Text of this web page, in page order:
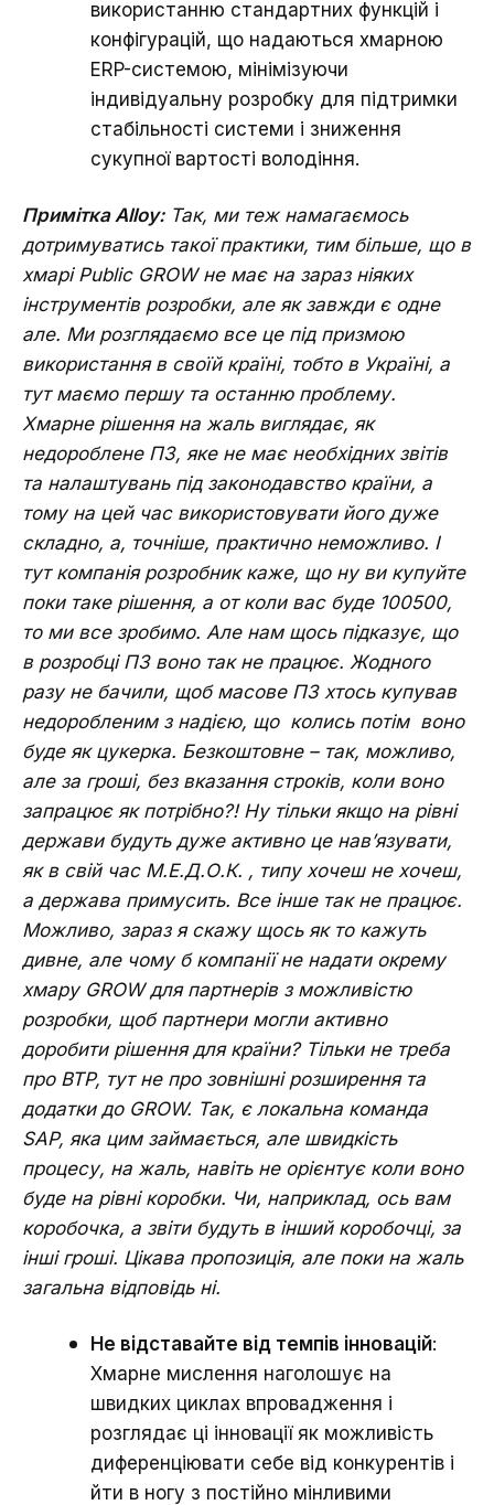
використанню стандартних функцій і
конфігурацій, що надаються хмарною
ERP-системою, мінімізуючи
індивідуальну розробку для підтримки
стабільності системи і зниження
сукупної вартості володіння.
Примітка Alloy: Так, ми теж намагаємось
дотримуватись такої практики, тим більше, що в
хмарі Public GROW не має на зараз ніяких
інструментів розробки, але як завжди є одне
але. Ми розглядаємо все це під призмою
використання в своїй країні, тобто в Україні, а
тут маємо першу та останню проблему.
Хмарне рішення на жаль виглядає, як
недороблене ПЗ, яке не має необхідних звітів
та налаштувань під законодавство країни, а
тому на цей час використовувати його дуже
складно, а, точніше, практично неможливо. І
тут компанія розробник каже, що ну ви купуйте
поки таке рішення, а от коли вас буде 100500,
то ми все зробимо. Але нам щось підказує, що
в розробці ПЗ воно так не працює. Жодного
разу не бачили, щоб масове ПЗ хтось купував
недоробленим з надією, що колись потім воно
буде як цукерка. Безкоштовне – так, можливо,
але за гроші, без вказання строків, коли воно
запрацює як потрібно?! Ну тільки якщо на рівні
держави будуть дуже активно це нав’язувати,
як в свій час М.Е.Д.О.К. , типу хочеш не хочеш,
а держава примусить. Все інше так не працює.
Можливо, зараз я скажу щось як то кажуть
дивне, але чому б компанії не надати окрему
хмару GROW для партнерів з можливістю
розробки, щоб партнери могли активно
доробити рішення для країни? Тільки не треба
про BTP, тут не про зовнішні розширення та
додатки до GROW. Так, є локальна команда
SAP, яка цим займається, але швидкість
процесу, на жаль, навіть не орієнтує коли воно
буде на рівні коробки. Чи, наприклад, ось вам
коробочка, а звіти будуть в інший коробочці, за
інші гроші. Цікава пропозиція, але поки на жаль
загальна відповідь ні.
Не відставайте від темпів інновацій:
Хмарне мислення наголошує на
швидких циклах впровадження і
розглядає ці інновації як можливість
диференціювати себе від конкурентів і
йти в ногу з постійно мінливими